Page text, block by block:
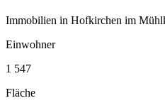
Immobilien in Hofkirchen im
Einwohner
1 547
Fläche